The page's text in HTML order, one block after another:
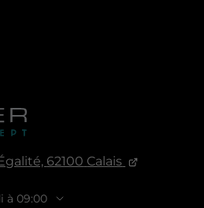
62100 Calais
à 09:00